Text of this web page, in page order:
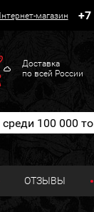
магазин
Доставка
по всей России
ОТЗЫВЫ